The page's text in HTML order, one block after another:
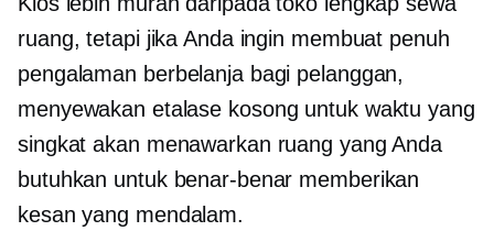
ruang, tetapi jika Anda ingin membuat penuh
pengalaman berbelanja bagi pelanggan,
menyewakan etalase kosong untuk waktu yang
singkat akan menawarkan ruang yang Anda
butuhkan untuk benar-benar memberikan
kesan yang mendalam.